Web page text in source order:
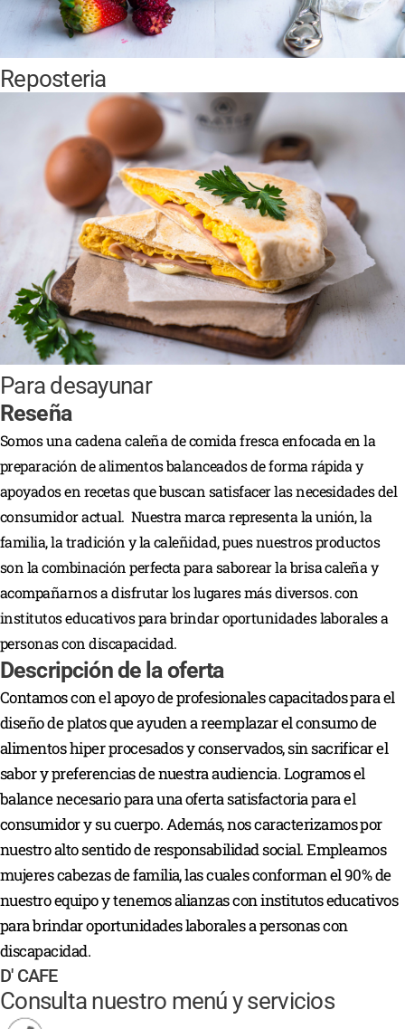
Reposteria
Para desayunar
Reseña
Somos una cadena caleña de comida fresca enfocada en la
preparación de alimentos balanceados de forma rápida y
apoyados en recetas que buscan satisfacer las necesidades del
consumidor actual. Nuestra marca representa la unión, la
familia, la tradición y la caleñidad, pues nuestros productos
son la combinación perfecta para saborear la brisa caleña y
acompañarnos a disfrutar los lugares más diversos.con
institutos educativos para brindar oportunidades laborales a
personas con discapacidad.
Descripción de la oferta
Contamos con el apoyo de profesionales capacitados para el
diseño de platos que ayuden a reemplazar el consumo de
alimentos hiper procesados y conservados, sin sacrificar el
sabor y preferencias de nuestra audiencia. Logramos el
balance necesario para una oferta satisfactoria para el
consumidor y su cuerpo. Además, nos caracterizamos por
nuestro alto sentido de responsabilidad social. Empleamos
mujeres cabezas de familia, las cuales conforman el 90% de
nuestro equipo y tenemos alianzas con institutos educativos
para brindar oportunidades laborales a personas con
discapacidad.
D' CAFE
Consulta nuestro menú y servicios